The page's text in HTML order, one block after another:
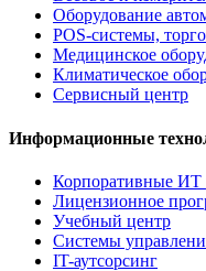
Оборудование
POS-системы,
Медицинское
Климатическое
Сервисный центр
Информационные
Корпоративные ИТ
Лицензионное
Учебный центр
Системы
IT-аутсорсинг